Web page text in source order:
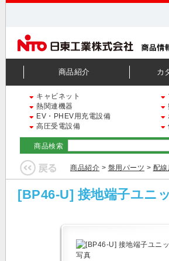
商品紹介 カ
キャビネット
熱関連機器
EV・PHEV用充電設備
高圧受電設備
商品検索
商品紹介 > 盤用パーツ > 配線
[BP46-U] 接地端子ユニ